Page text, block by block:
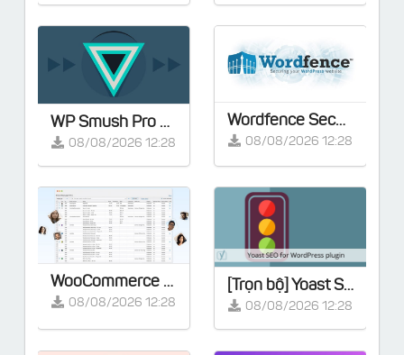
WP Smush Pro v4.3.0 – [Activated]
08/08/2026 12:28
Wordfence Security Premium v8.2.2 - [Activated]
08/08/2026 12:28
WooCommerce Smart Manager Pro v8.95.0
08/08/2026 12:28
[Trọn bộ] Yoast SEO Premium v28.2 - Full Extensions
08/08/2026 12:28